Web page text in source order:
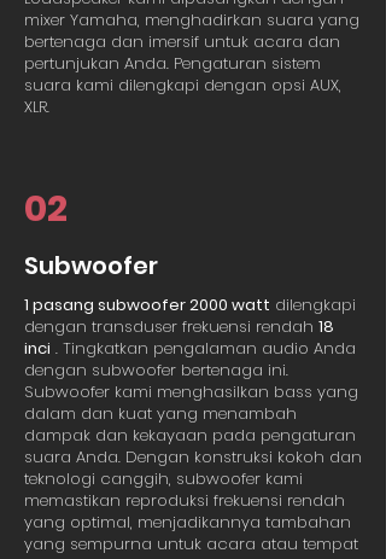
mixer Yamaha, menghadirkan suara yang
bertenaga dan imersif untuk acara dan
pertunjukan Anda. Pengaturan sistem
suara kami dilengkapi dengan opsi AUX,
XLR.
02
Subwoofer
1 pasang subwoofer 2000 watt dilengkapi
dengan transduser frekuensi rendah 18
inci . Tingkatkan pengalaman audio Anda
dengan subwoofer bertenaga ini.
Subwoofer kami menghasilkan bass yang
dalam dan kuat yang menambah
dampak dan kekayaan pada pengaturan
suara Anda. Dengan konstruksi kokoh dan
teknologi canggih, subwoofer kami
memastikan reproduksi frekuensi rendah
yang optimal, menjadikannya tambahan
yang sempurna untuk acara atau tempat